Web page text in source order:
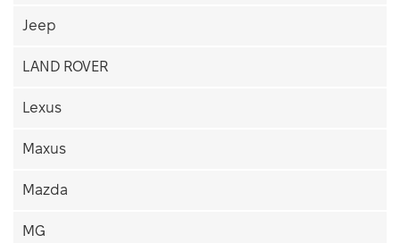
Jeep
LAND ROVER
Lexus
Maxus
Mazda
MG